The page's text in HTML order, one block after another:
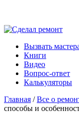
Вызвать
Книги
Видео
Вопрос-ответ
Калькуляторы
Главная /Все о
способы и